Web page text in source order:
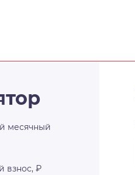
месячный
взнос, ₽